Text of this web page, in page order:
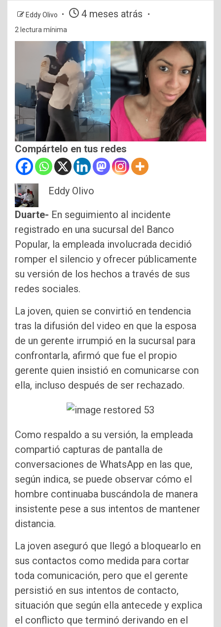
Eddy Olivo 4 meses atrás
2 lectura mínima
Compártelo en tus redes
Eddy Olivo
Duarte- En seguimiento al incidente
registrado en una sucursal del Banco
Popular, la empleada involucrada decidió
romper el silencio y ofrecer públicamente
su versión de los hechos a través de sus
redes sociales.
La joven, quien se convirtió en tendencia
tras la difusión del video en que la esposa
de un gerente irrumpió en la sucursal para
confrontarla, afirmó que fue el propio
gerente quien insistió en comunicarse con
ella, incluso después de ser rechazado.
Como respaldo a su versión, la empleada
compartió capturas de pantalla de
conversaciones de WhatsApp en las que,
según indica, se puede observar cómo el
hombre continuaba buscándola de manera
insistente pese a sus intentos de mantener
distancia.
La joven aseguró que llegó a bloquearlo en
sus contactos como medida para cortar
toda comunicación, pero que el gerente
persistió en sus intentos de contacto,
situación que según ella antecede y explica
el conflicto que terminó derivando en el